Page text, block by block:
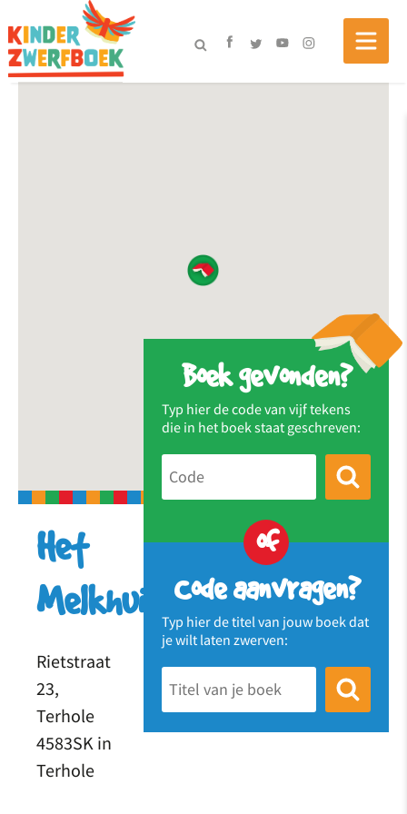
Boek gevonden?
Typ hier de code van vijf tekens
die in het boek staat geschreven:
of
Code aanvragen?
Typ hier de titel van jouw boek dat
je wilt laten zwerven:
Het
Melkhuis
Rietstraat
23,
Terhole
4583SK in
Terhole